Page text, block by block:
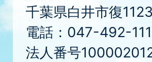
千葉県白井市復
電話：047-492-
法人番号